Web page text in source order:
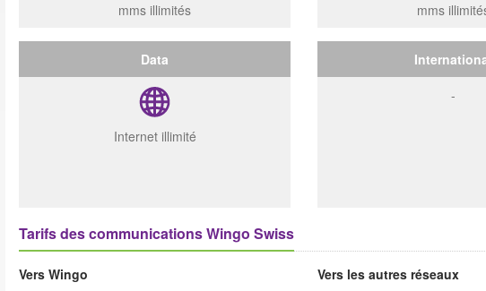
mms illimités
mms
Data
Internet illimité
-
Tarifs des communications Wingo Swiss
Vers Wingo
Vers les autres réseaux